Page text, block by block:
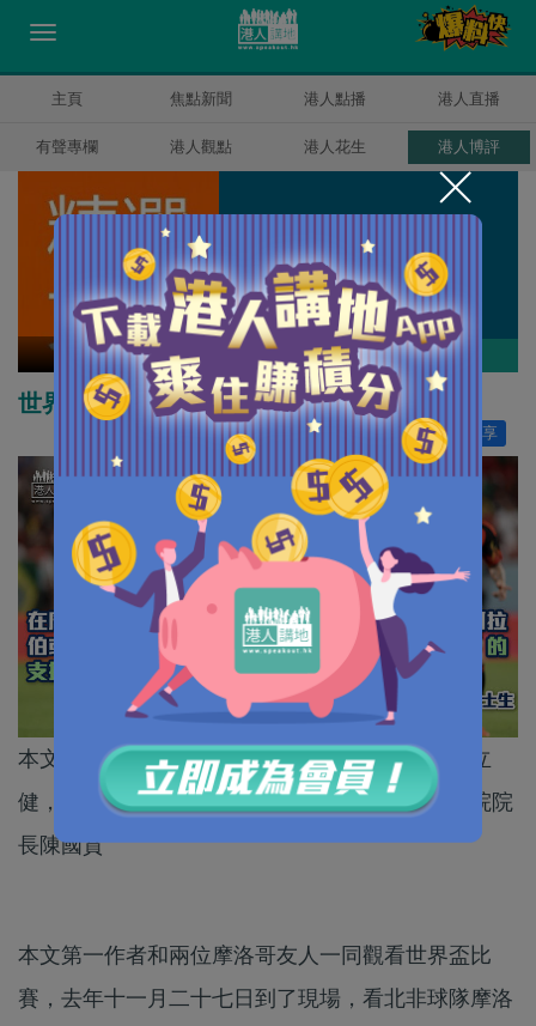
主頁 焦點新聞 港人點播 港人直播
有聲專欄 港人觀點 港人花生 港人博評
精選文章 作者其他博評
世界盃足球的國族與跨國主義
分享
讚好 5
本文作者為新加坡南洋理工大學社會學博士生張立
健，與香港恒生大學客座教授、陳氏社會研究學院院
長陳國賁
本文第一作者和兩位摩洛哥友人一同觀看世界盃比
賽，去年十一月二十七日到了現場，看北非球隊摩洛